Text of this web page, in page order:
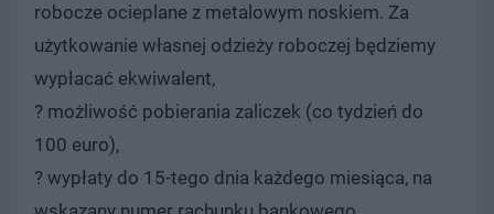
robocze ocieplane z metalowym noskiem. Za
użytkowanie własnej odzieży roboczej będziemy
wypłacać ekwiwalent,
? możliwość pobierania zaliczek (co tydzień do
100 euro),
? wypłaty do 15-tego dnia każdego miesiąca, na